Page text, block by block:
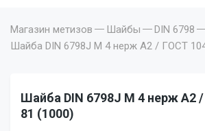
Магазин метизов Шайбы
DIN 6798
Шайба DIN 6798J M 4 нерж A2 / ГОСТ
Шайба DIN 6798J M 4 нерж A2
81 (1000)